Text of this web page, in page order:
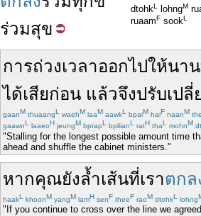
ร่วมสุข
dtohkL lohngM
ruaamF sookL
การถ่วงเวลาออกไปให้นาน
ได้เสียก่อน แล้วจึงปรับเปลี่
gaanM thuaangL waehM laaM aawkL bpaiM haiF naanM
gaawnL laaeoH jeungM bprapL bpliianL ratH thaL mohnM
"Stalling for the longest possible amount time
ahead and shuffle the cabinet ministers."
หากคุณยังล้ำเส้นที่เราตกล
haakL khoonM yangM lamH senF theeF raoM dtohkL lohng
"If you continue to cross over the line we